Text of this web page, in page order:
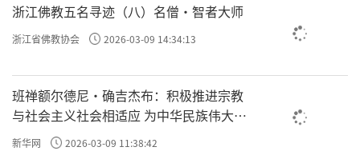
浙江佛教五名寻迹（八）名僧·智者大师
浙江省佛教协会 2026-03-09 14:34:13
班禅额尔德尼·确吉杰布：积极推进宗教
与社会主义社会相适应 为中华民族伟大复
兴贡献力量
新华网 2026-03-09 11:38:42